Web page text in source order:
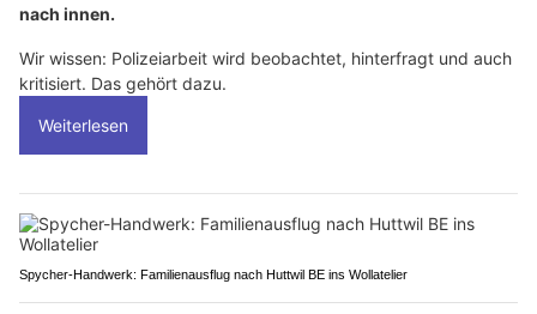
nach innen.
Wir wissen: Polizeiarbeit wird beobachtet, hinterfragt und auch
kritisiert. Das gehört dazu.
Weiterlesen
Spycher-Handwerk: Familienausflug nach Huttwil BE ins Wollatelier